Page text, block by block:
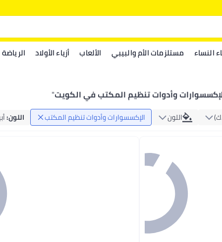
النساء مستلزمات الأم والبيبي الألعاب أزياء الأولاد الرياضة
وأدوات تنظيم المكتب في الكويت"
اللون الإكسسوارات وأدوات تنظيم المكتب اللون: